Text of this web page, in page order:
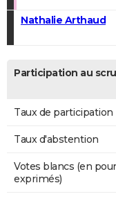
Nathalie Arthaud
Participation au
Taux de participation
Taux d'abstention
Votes blancs (en
exprimés)